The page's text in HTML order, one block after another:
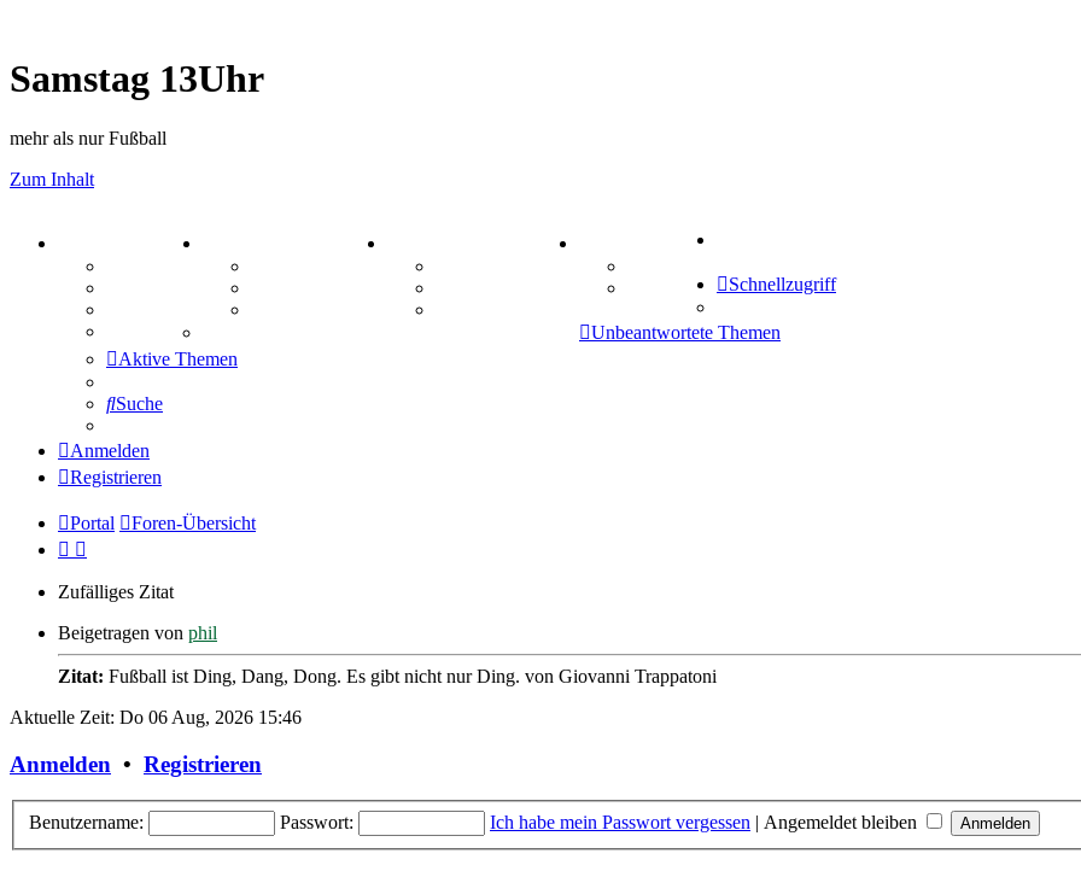
Samstag 13Uhr
mehr als nur Fußball
Zum Inhalt
Mastodon
Comunio
Schnellzugriff
Unbeantwortete Themen
Aktive Themen
Suche
Anmelden
Registrieren
Portal Foren-Übersicht
Zufälliges Zitat
Beigetragen von phil
Zitat: Fußball ist Ding, Dang, Dong. Es gibt nicht nur Ding. von Giovanni Trappatoni
Aktuelle Zeit: Do 06 Aug, 2026 15:46
Anmelden • Registrieren
Benutzername: Passwort: Ich habe mein Passwort vergessen | Angemeldet bleiben